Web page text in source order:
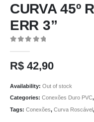
CURVA 45º
ERR 3”
R$ 42,90
Availability: Out of stock
Categories: Conexões Duro PVC,
Tags: Conexões, Curva Roscável,